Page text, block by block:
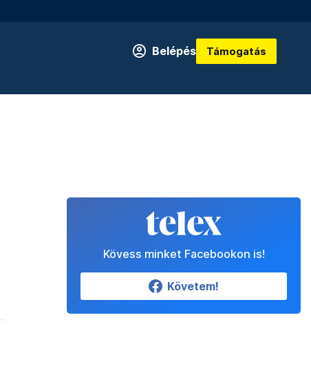
Belépés Támogatás
Kövess minket Facebookon is!
Követem!